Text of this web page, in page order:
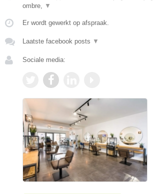
ombre, ▼
Er wordt gewerkt op afspraak.
Laatste facebook posts ▼
Sociale media: